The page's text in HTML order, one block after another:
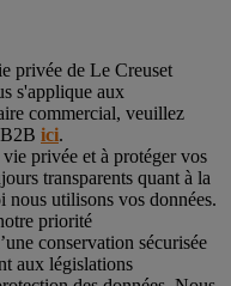
privée de Le Creuset
s'applique aux
commercial, veuillez
ici.
privée et à protéger vos
transparents quant à la
nous utilisons vos données.
priorité
conservation sécurisée
aux législations